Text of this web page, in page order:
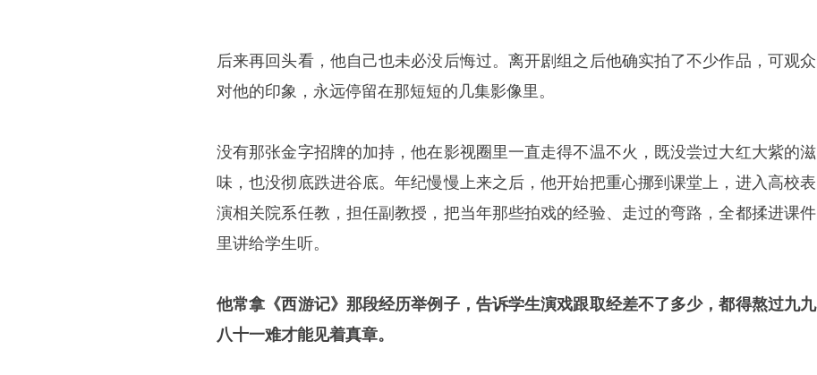
后来再回头看，他自己也未必没后悔过。离开剧组之后他确实拍了不少作品，可观众
对他的印象，永远停留在那短短的几集影像里。
没有那张金字招牌的加持，他在影视圈里一直走得不温不火，既没尝过大红大紫的滋
味，也没彻底跌进谷底。年纪慢慢上来之后，他开始把重心挪到课堂上，进入高校表
演相关院系任教，担任副教授，把当年那些拍戏的经验、走过的弯路，全都揉进课件
里讲给学生听。
他常拿《西游记》那段经历举例子，告诉学生演戏跟取经差不了多少，都得熬过九九
八十一难才能见着真章。